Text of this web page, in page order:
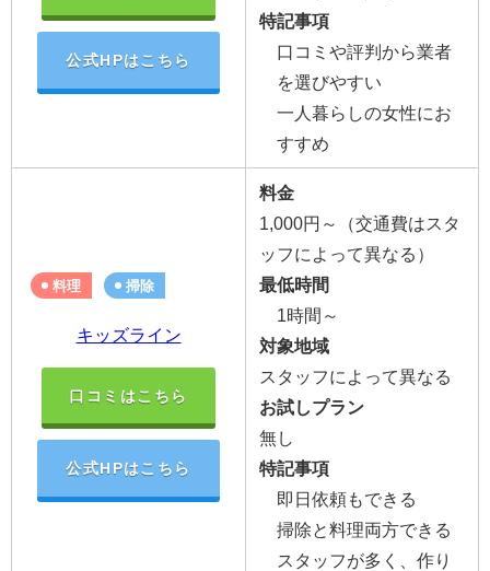
公式HPはこちら
特記事項
口コミや評判から業者
を選びやすい
一人暮らしの女性にお
すすめ
料理 掃除
キッズライン
口コミはこちら
公式HPはこちら
料金
1,000円～（交通費はスタ
ッフによって異なる）
最低時間
1時間～
対象地域
スタッフによって異なる
お試しプラン
無し
特記事項
即日依頼もできる
掃除と料理両方できる
スタッフが多く、作り